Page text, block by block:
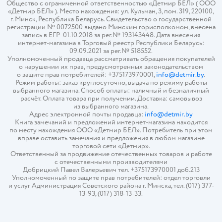
Общество с ограниченной ответственностью «Детмир БЕЛ» ( ООО
«Детмир БЕЛ» ). Место нахождения: ул. Кульман, 3, пом. 319, 220100,
г. Минск, Республика Беларусь. Свидетельство о государственной
регистрации № 0072500 выдано Минским горисполкомом, внесена
запись в ЕГР 01.10.2018 за рег.№ 193143448. Дата внесения
интернет-магазина в Торговый реестр Республики Беларусь:
09.09.2021 за рег.№ 518552.
Уполномоченный продавца рассматривать обращения покупателей
о нарушении их прав, предусмотренных законодательством
о защите прав потребителей: +375173970001,info@detmir.by.
Режим работы: заказ круглосуточно, выдача по режиму работы
выбранного магазина. Способ оплаты: наличный и безналичный
расчёт. Оплата товара при получении. Доставка: самовывоз
из выбранного магазина.
Адрес электронной почты продавца: info@detmir.by
Книга замечаний и предложений интернет-магазина находится
по месту нахождения ООО «Детмир БЕЛ». Потребитель при этом
вправе оставить замечания и предложения в любом магазине
торговой сети «Детмир».
Ответственный за продвижение отечественных товаров и работе
с отечественными производителями
Добрицкий Павел Валерьевич тел. +375173970001 доб.213
Уполномоченный по защите прав потребителей: отдел торговли
и услуг Администрация Советского района г. Минска, тел. (017) 377-
13-93, (017) 318-13-33.